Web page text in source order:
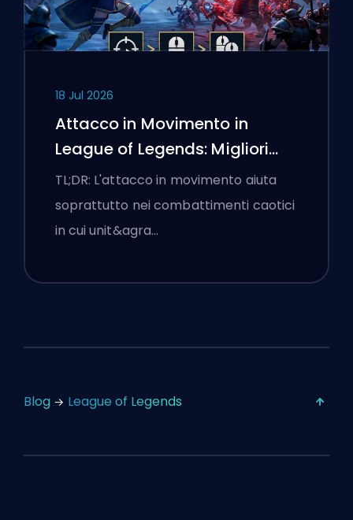
18 Jul 2026
Attacco in Movimento in
League of Legends: Migliori
Impostazioni
TL;DR: L'attacco in movimento aiuta
soprattutto nei combattimenti caotici
in cui unit&agra…
Blog League of Legends